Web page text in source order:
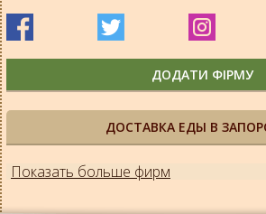
ДОСТАВКА ЕДЫ В
Показать больше фирм
ДОДАТИ ФІРМУ